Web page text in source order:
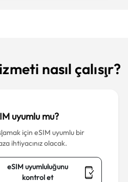
nasıl çalışır?
uyumlu mu?
için eSIM uyumlu bir
ihtiyacınız olacak.
eSIM uyumluluğunu
kontrol et